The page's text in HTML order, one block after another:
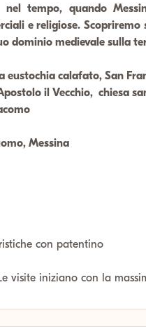
nel tempo, quando
e religiose. Scopriremo
dominio medievale sulla
eustochia calafato, San
il Vecchio, chiesa
Messina
con patentino
visite iniziano con la